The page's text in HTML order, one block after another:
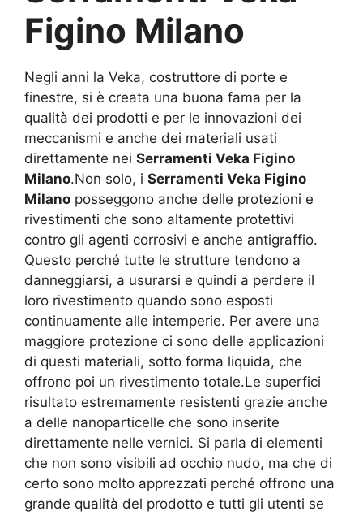
Figino Milano
Negli anni la Veka, costruttore di porte e
finestre, si è creata una buona fama per la
qualità dei prodotti e per le innovazioni dei
meccanismi e anche dei materiali usati
direttamente nei Serramenti Veka Figino
Milano.Non solo, i Serramenti Veka Figino
Milano posseggono anche delle protezioni e
rivestimenti che sono altamente protettivi
contro gli agenti corrosivi e anche antigraffio.
Questo perché tutte le strutture tendono a
danneggiarsi, a usurarsi e quindi a perdere il
loro rivestimento quando sono esposti
continuamente alle intemperie. Per avere una
maggiore protezione ci sono delle applicazioni
di questi materiali, sotto forma liquida, che
offrono poi un rivestimento totale.Le superfici
risultato estremamente resistenti grazie anche
a delle nanoparticelle che sono inserite
direttamente nelle vernici. Si parla di elementi
che non sono visibili ad occhio nudo, ma che di
certo sono molto apprezzati perché offrono una
grande qualità del prodotto e tutti gli utenti se